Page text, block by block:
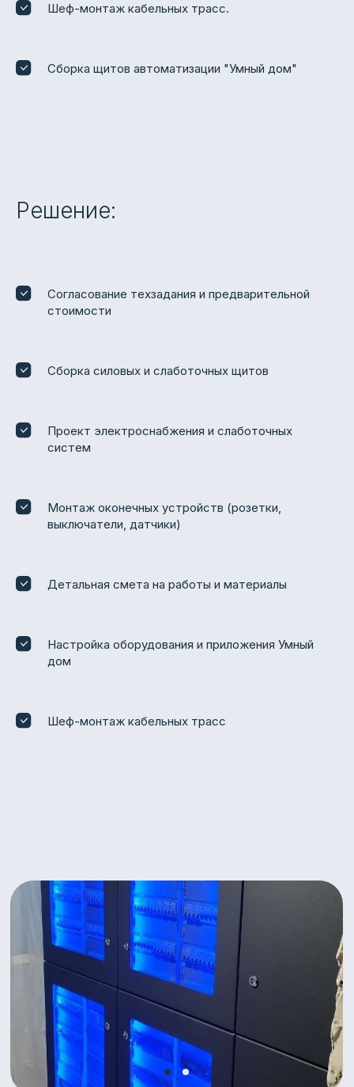
Шеф-монтаж кабельных трасс.
Сборка щитов автоматизации "Умный дом"
Решение:
Согласование техзадания и предварительной
стоимости
Сборка силовых и слаботочных щитов
Проект электроснабжения и слаботочных
систем
Монтаж оконечных устройств (розетки,
выключатели, датчики)
Детальная смета на работы и материалы
Настройка оборудования и приложения Умный
дом
Шеф-монтаж кабельных трасс